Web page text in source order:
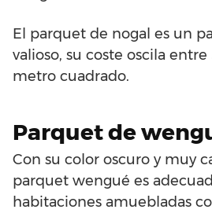
El parquet de nogal es un
valioso, su coste oscila
metro cuadrado.
Parquet de
Con su color oscuro y muy
parquet wengué es
habitaciones amuebladas